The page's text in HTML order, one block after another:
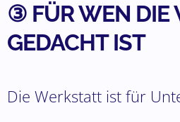
③ FÜR WEN DIE
GEDACHT IST
Die Werkstatt ist für